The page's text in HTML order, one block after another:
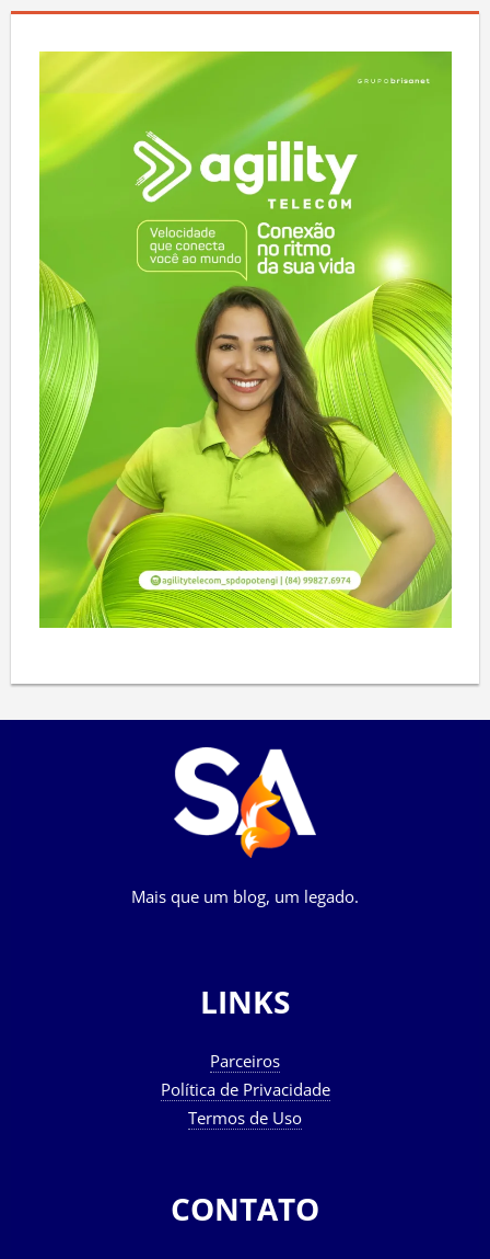
Mais que um blog, um legado.
LINKS
Parceiros
Política de Privacidade
Termos de Uso
CONTATO